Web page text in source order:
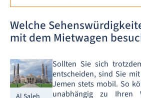
Welche
mit dem Mietwagen
Sollten Sie sich
entscheiden, sind Sie
Jemen stets mobil. So
unabhängig zu Ihren